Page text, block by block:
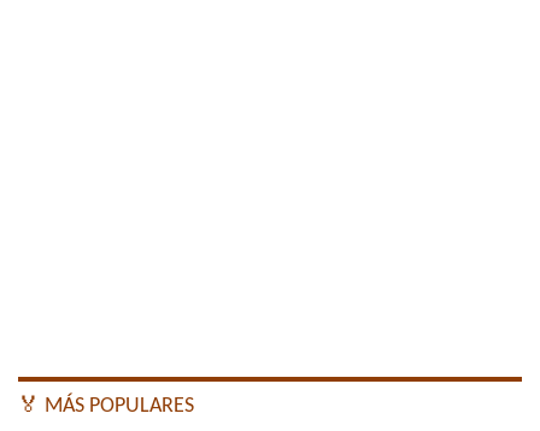
🏅 MÁS POPULARES